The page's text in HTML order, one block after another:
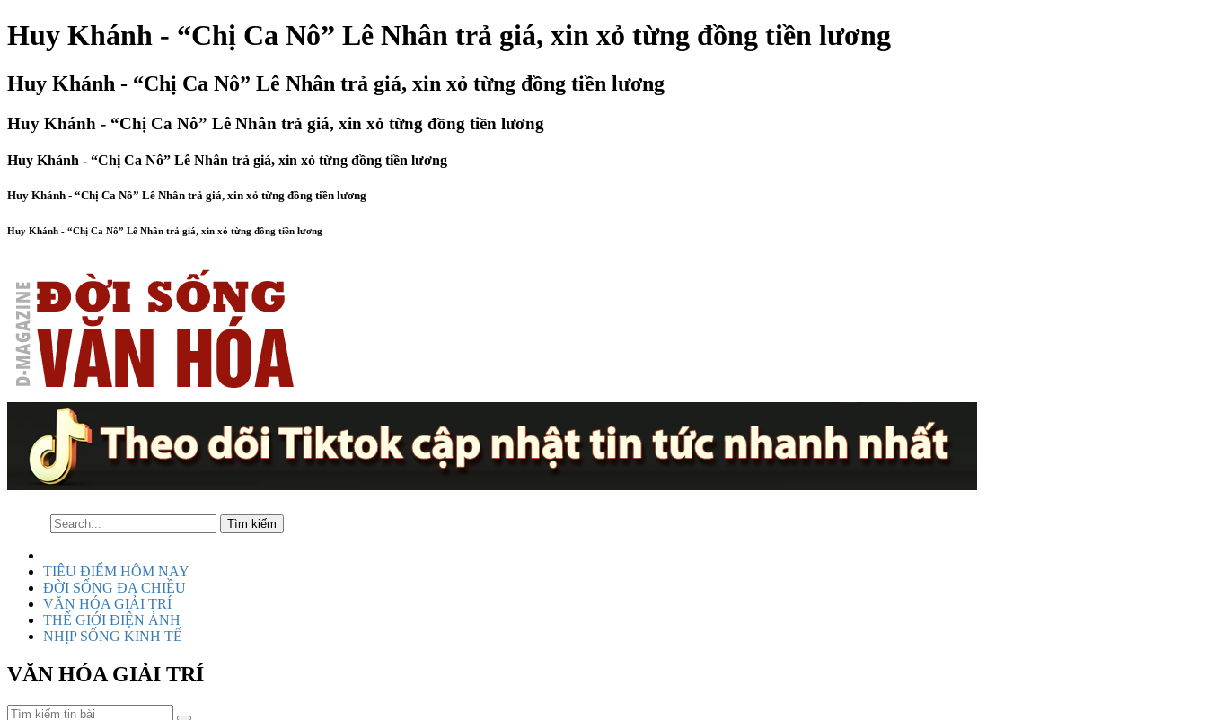
Huy Khánh - “Chị Ca Nô” Lê Nhân trả giá, xin xỏ từng đồng tiền lương
Huy Khánh - “Chị Ca Nô” Lê Nhân trả giá, xin xỏ từng đồng tiền lương
Huy Khánh - “Chị Ca Nô” Lê Nhân trả giá, xin xỏ từng đồng tiền lương
Huy Khánh - “Chị Ca Nô” Lê Nhân trả giá, xin xỏ từng đồng tiền lương
Huy Khánh - “Chị Ca Nô” Lê Nhân trả giá, xin xỏ từng đồng tiền lương
Huy Khánh - “Chị Ca Nô” Lê Nhân trả giá, xin xỏ từng đồng tiền lương
TIÊU ĐIỂM HÔM NAY
ĐỜI SỐNG ĐA CHIỀU
VĂN HÓA GIẢI TRÍ
THẾ GIỚI ĐIỆN ẢNH
NHỊP SỐNG KINH TẾ
VĂN HÓA GIẢI TRÍ